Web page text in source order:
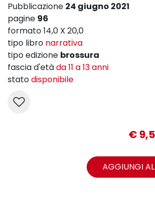
Pubblicazione 24 giugno 2021
pagine 96
formato 14,0 X 20,0
tipo libro narrativa
tipo edizione brossura
fascia d'etàda 11 a 13 anni
statodisponibile
€
AGGIUNGI